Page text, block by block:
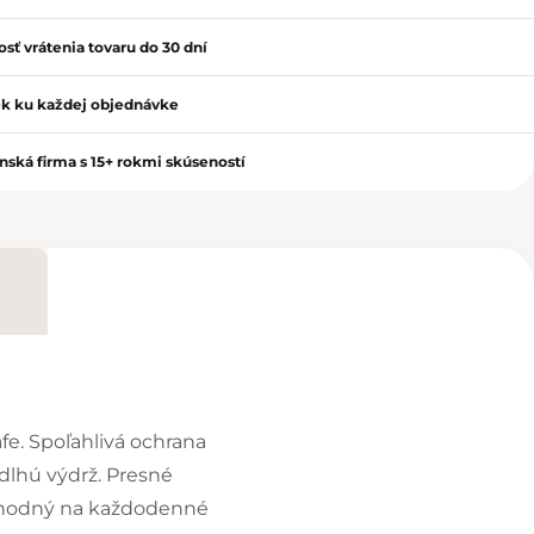
vrátenia tovaru do 30 dní
ku každej objednávke
firma s 15+ rokmi skúseností
Spoľahlivá ochrana
výdrž. Presné
na každodenné